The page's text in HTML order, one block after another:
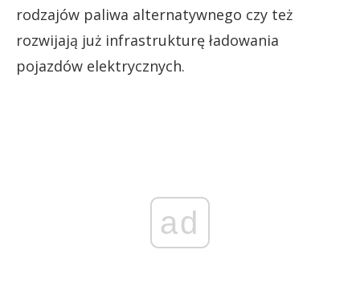
rodzajów paliwa alternatywnego czy też
rozwijają już infrastrukturę ładowania
pojazdów elektrycznych.
ad